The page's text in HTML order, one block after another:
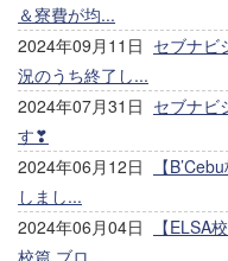
＆寮費が均...
2024年09月11日 セブナビ
況のうち終了し...
2024年07月31日 セブナビ
す❣
2024年06月12日
【
しまし...
2024年06月04日
【ELSA
校篇 ブロ...